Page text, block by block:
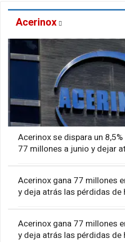
Acerinox
Acerinox se dispara un
77 millones a junio y dejar
Acerinox gana 77 millones
y deja atrás las pérdidas de
Acerinox gana 77 millones
y deja atrás las pérdidas de